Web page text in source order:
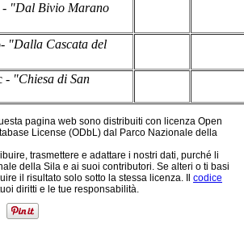
- "Dal Bivio Marano
"Dalla Cascata del
- "Chiesa di San
pagina web sono distribuiti con licenza Open
License (ODbL) dal Parco Nazionale della
trasmettere e adattare i nostri dati, purché li
della Sila e ai suoi contributori. Se alteri o ti basi
il risultato solo sotto la stessa licenza. Il codice
diritti e le tue responsabilità.